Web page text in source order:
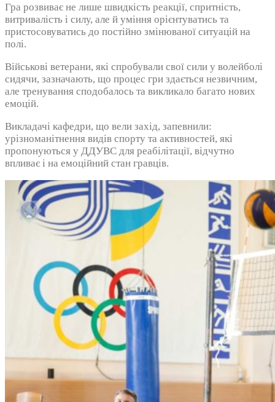
Гра розвиває не лише швидкість реакції, спритність,
витривалість і силу, але й уміння орієнтуватись та
пристосовуватись до постійно змінюваної ситуацій на
полі.
Військові ветерани, які спробували свої сили у волейболі
сидячи, зазначають, що процес гри здається незвичним,
але тренування сподобалось та викликало багато нових
емоцій.
Викладачі кафедри, що вели захід, запевнили:
урізноманітнення видів спорту та активностей, які
пропонуються у ДДУВС для реабілітації, відчутно
впливає і на емоційний стан гравців.